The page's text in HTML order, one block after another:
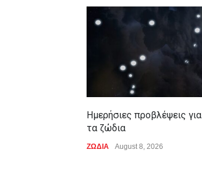
Ημερήσιες προβλέψεις για
τα ζώδια
ΖΩΔΙΑ August 8, 2026